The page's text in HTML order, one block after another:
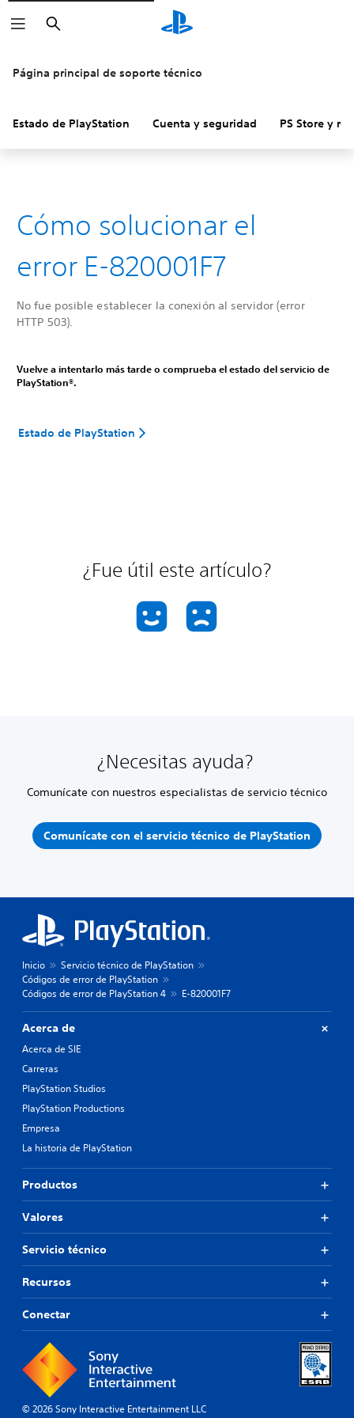
Buscar
Página principal de soporte técnico
Estado de PlayStation Cuenta y seguridad PS Store y
Cómo solucionar el
error E-820001F7
No fue posible establecer la conexión al servidor (error
HTTP 503).
Vuelve a intentarlo más tarde o comprueba el estado del servicio de
PlayStation®.
Estado de PlayStation
¿Fue útil este artículo?
¿Necesitas ayuda?
Comunícate con nuestros especialistas de servicio técnico
Comunícate con el servicio técnico de PlayStation
Inicio
Servicio técnico de PlayStation
Códigos de error de PlayStation
Códigos de error de PlayStation 4
E-820001F7
Acerca de
Acerca de SIE
Carreras
PlayStation Studios
PlayStation Productions
Empresa
La historia de PlayStation
Productos
Valores
Servicio técnico
Recursos
Conectar
© 2026 Sony Interactive Entertainment LLC